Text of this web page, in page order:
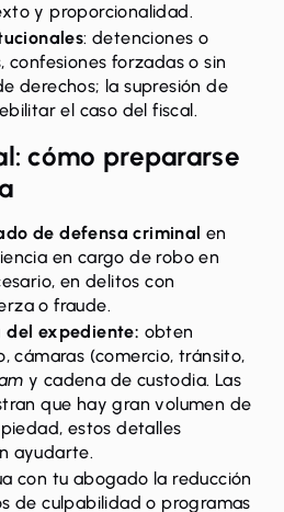
y proporcionalidad.
: detenciones o
confesiones forzadas o sin
derechos; la supresión de
el caso del fiscal.
cómo prepararse
de defensa criminal en
en cargo de robo en
en delitos con
o fraude.
del expediente: obten
cámaras (comercio, tránsito,
y cadena de custodia. Las
que hay gran volumen de
estos detalles
ayudarte.
con tu abogado la reducción
de culpabilidad o programas